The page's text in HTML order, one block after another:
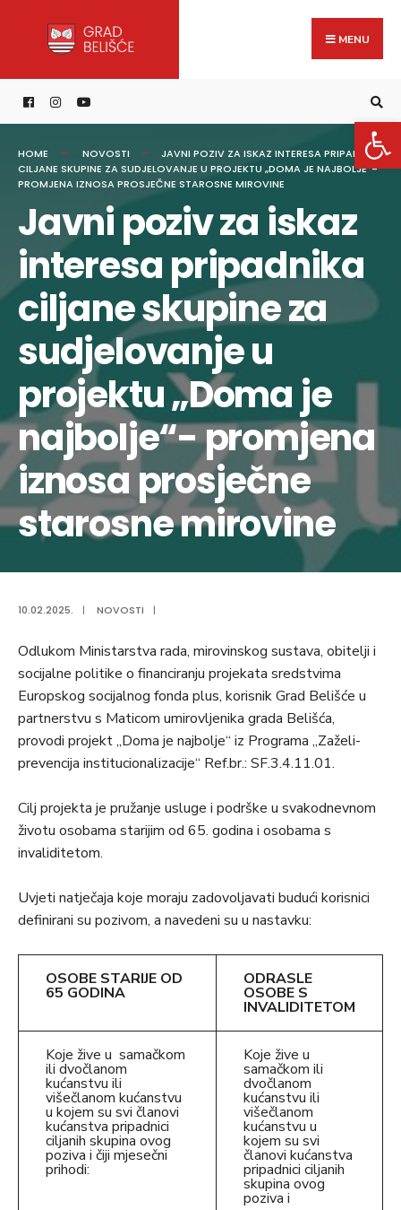
content
MENU
HOME NOVOSTI
JAVNI POZIV ZA ISKAZ INTERESA PRIPADNIKA
CILJANE SKUPINE ZA SUDJELOVANJE U PROJEKTU „DOMA JE NAJBOLJE“-
PROMJENA IZNOSA PROSJEČNE STAROSNE MIROVINE
Javni poziv za iskaz
interesa pripadnika
ciljane skupine za
sudjelovanje u
projektu „Doma je
najbolje“- promjena
iznosa prosječne
starosne mirovine
10.02.2025. | NOVOSTI |
Odlukom Ministarstva rada, mirovinskog sustava, obitelji i
socijalne politike o financiranju projekata sredstvima
Europskog socijalnog fonda plus, korisnik Grad Belišće u
partnerstvu s Maticom umirovljenika grada Belišća,
provodi projekt „Doma je najbolje“ iz Programa „Zaželi-
prevencija institucionalizacije“ Ref.br.: SF.3.4.11.01.
Cilj projekta je pružanje usluge i podrške u svakodnevnom
životu osobama starijim od 65. godina i osobama s
invaliditetom.
Uvjeti natječaja koje moraju zadovoljavati budući korisnici
definirani su pozivom, a navedeni su u nastavku:
OSOBE STARIJE OD
65 GODINA
ODRASLE
OSOBE S
INVALIDITETOM
Koje žive u samačkom
ili dvočlanom
kućanstvu ili
višečlanom kućanstvu
u kojem su svi članovi
kućanstva pripadnici
ciljanih skupina ovog
poziva i čiji mjesečni
prihodi:
Koje žive u
samačkom ili
dvočlanom
kućanstvu ili
višečlanom
kućanstvu u
kojem su svi
članovi kućanstva
pripadnici ciljanih
skupina ovog
poziva i
for: